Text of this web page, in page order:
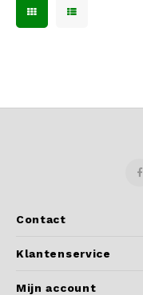
Contact
Klantenservice
Mijn account